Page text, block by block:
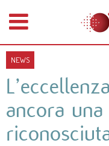
NEWS
ancora